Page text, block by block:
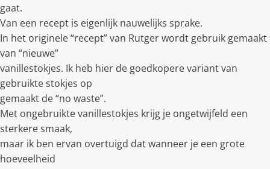
gaat.
Van een recept is eigenlijk nauwelijks sprake.
In het originele “recept” van Rutger wordt gebruik gemaakt
van “nieuwe”
vanillestokjes. Ik heb hier de goedkopere variant van
gebruikte stokjes op
gemaakt de “no waste”.
Met ongebruikte vanillestokjes krijg je ongetwijfeld een
sterkere smaak,
maar ik ben ervan overtuigd dat wanneer je een grote
hoeveelheid